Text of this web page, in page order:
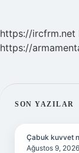
https://ircfrm.net
https://
SON YAZILAR
Çabuk kuvvet
Ağustos 9, 2026